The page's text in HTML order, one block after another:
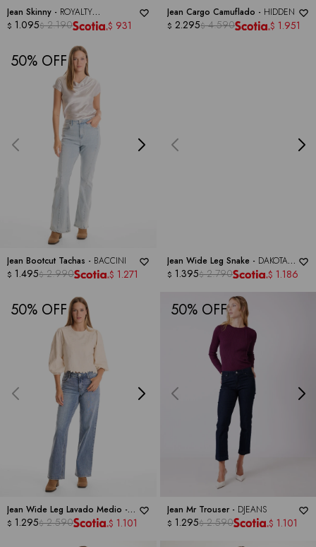
Jean Skinny - ROYALTY
COLLECTION
$ 1.095$ 2.190 $ 931
Jean Cargo Camuflado - HIDDEN
$ 2.295$ 4.590 $ 1.951
50
Jean Bootcut Tachas - BACCINI
$ 1.495$ 2.990 $ 1.271
Jean Wide Leg Snake - DAKOTA
BLUE
$ 1.395$ 2.790 $ 1.186
50
Jean Wide Leg Lavado Medio -
ROYALTY COLLECTION
$ 1.295$ 2.590 $ 1.101
50
Jean Mr Trouser - DJEANS
$ 1.295$ 2.590 $ 1.101